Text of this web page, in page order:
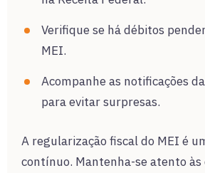
Verifique se há débitos
MEI.
Acompanhe as notificações
para evitar surpresas.
A regularização fiscal do MEI é
contínuo. Mantenha-se atento às